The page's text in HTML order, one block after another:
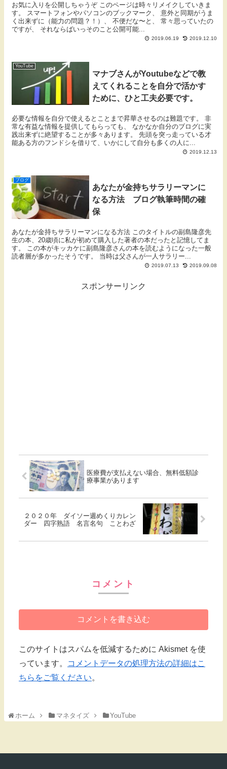
お気に入りを公開しちゃうぞ このページは時々リメイクしていきま
す。 スマートフォンやパソコンのブックマーク、 意外と同期がうま
く出来ずに（能力の問題？！）、 不便だな〜と、 常々思っていたの
ですが、 それならばいっそのこと公開可能...
2019.06.19 2019.12.10
YouTube
マナブさんがYoutubeなどで教
えてくれることを自分で活かす
ために、ひと工夫必要です。
必要な情報を自分で使えるとことまで昇華させるのは難題です。 非
常な有益な情報を提供してもらっても、 なかなか自分のブログに実
践出来ずに絶望することが多々あります。 先頭を突っ走っている才
能ある方のフンドシを借りて、いかにして自分も多くの人に...
2019.12.13
ブログ
あなたが金持ちサラリーマンに
なる方法 ブログ執筆時間の確
保
あなたが金持ちサラリーマンになる方法 このタイトルの副島隆彦先
生の本、20歳頃に私が初めて購入した著者の本だったと記憶してま
す。 この本がキッカケに副島隆彦さんの本を読むようになった一般
読者層が多かったそうです。 当時は父さんが一人サラリー...
2019.07.13 2019.09.08
スポンサーリンク
医療費が支払えない場合、無料低額診
療事業があります
２０２０年 ダイソー週めくりカレン
ダー 四字熟語 名言名句 ことわざ
コメント
コメントを書き込む
このサイトはスパムを低減するために Akismet を使
っています。
コメントデータの処理方法の詳細はこ
ちらをご覧ください。
ホーム マネタイズ YouTube